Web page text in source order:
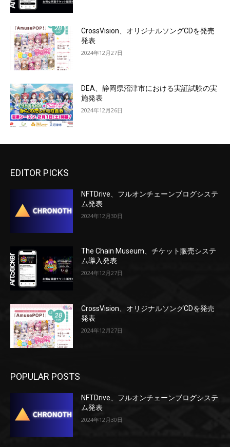
CrossVision、オリジナルソングCDを発売
発表
2024年12月27日
DEA、静岡県沼津市における実証試験の実
施発表
2024年12月26日
EDITOR PICKS
NFTDrive、フルオンチェーンブログシステ
ム発表
2024年12月30日
The Chain Museum、チケット販売システ
ム導入発表
2024年12月27日
CrossVision、オリジナルソングCDを発売
発表
2024年12月27日
POPULAR POSTS
NFTDrive、フルオンチェーンブログシステ
ム発表
2024年12月30日